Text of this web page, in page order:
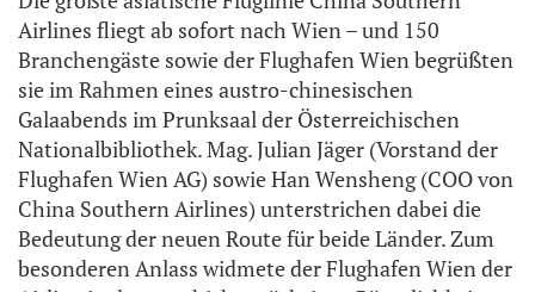
Airlines fliegt ab sofort nach Wien – und 150
Branchengäste sowie der Flughafen Wien begrüßten
sie im Rahmen eines austro-chinesischen
Galaabends im Prunksaal der Österreichischen
Nationalbibliothek. Mag. Julian Jäger (Vorstand der
Flughafen Wien AG) sowie Han Wensheng (COO von
China Southern Airlines) unterstrichen dabei die
Bedeutung der neuen Route für beide Länder. Zum
besonderen Anlass widmete der Flughafen Wien der